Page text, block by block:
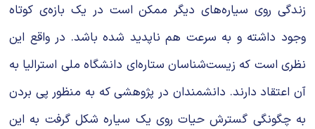
زندگی روی سیاره‌های دیگر ممکن است در یک بازه‌ی کوتاه
وجود داشته و به سرعت هم ناپدید شده باشد. در واقع این
نظری است که زیست‌شناسان ستاره‌ای دانشگاه ملی استرالیا به
آن اعتقاد دارند. دانشمندان در پژوهشی که به منظور پی بردن
به چگونگی گسترش حیات روی یک سیاره شکل گرفت به این